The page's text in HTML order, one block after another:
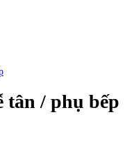
tân / phụ bếp